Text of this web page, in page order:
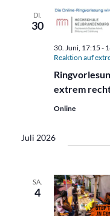
DI.
30
extrem
30. Juni, 17:15 -
Reaktion auf
Online
Juli 2026
SA.
4